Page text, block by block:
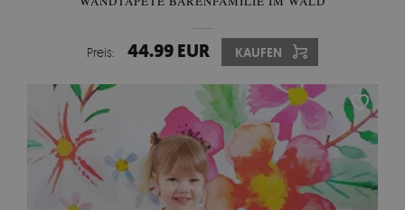
Preis: 44.99 EUR KAUFEN